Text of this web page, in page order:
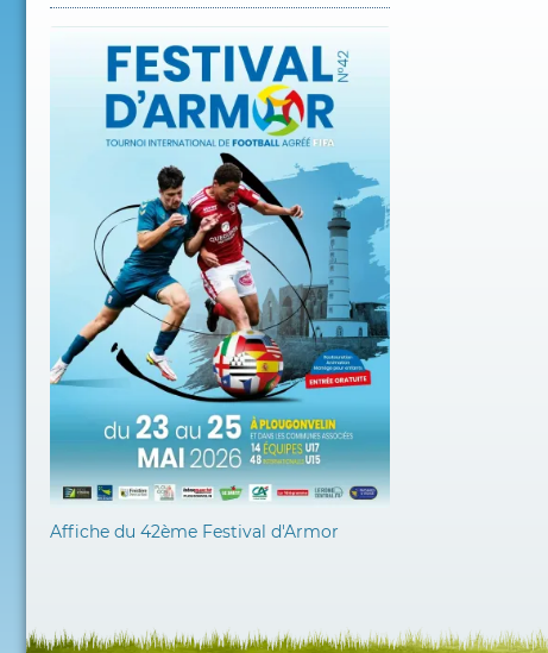
Affiche du 42ème Festival d'Armor